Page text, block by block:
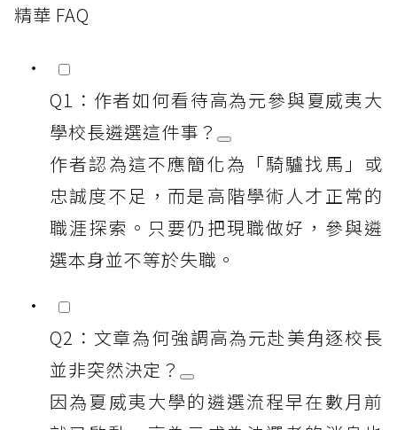
精華 FAQ
Q1：作者如何看待高為元參與夏威夷大
學校長遴選這件事？
作者認為這不應簡化為「騎驢找馬」或
忠誠度不足，而是高階學術人才正常的
職涯探索。只要仍把現職做好，參與遴
選本身並不等於失職。
Q2：文章為何強調高為元赴美角逐校長
並非突然決定？
因為夏威夷大學的遴選流程早在數月前